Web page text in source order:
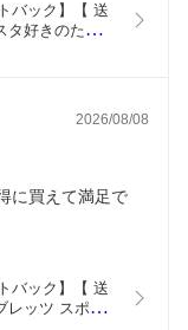
バック】【 送
好きのための
2026/08/08
に買えて満足で
バック】【 送
レッツ スポー